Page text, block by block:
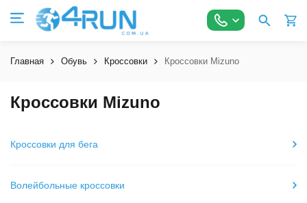
Главная Обувь Кроссовки Кроссовки Mizuno
Кроссовки Mizuno
Кроссовки для бега
Волейбольные кроссовки